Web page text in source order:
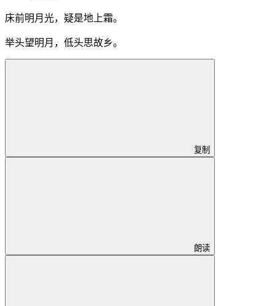
床前明月光，疑是地上霜。
举头望明月，低头思故乡。
复制
朗读